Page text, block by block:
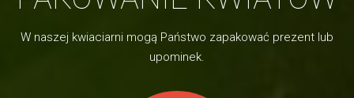
W naszej kwiaciarni mogą Państwo zapakować prezent lub
upominek.